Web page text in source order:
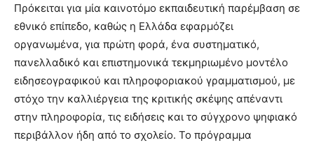
Πρόκειται για μία καινοτόμο εκπαιδευτική παρέμβαση σε
εθνικό επίπεδο, καθώς η Ελλάδα εφαρμόζει
οργανωμένα, για πρώτη φορά, ένα συστηματικό,
πανελλαδικό και επιστημονικά τεκμηριωμένο μοντέλο
ειδησεογραφικού και πληροφοριακού γραμματισμού, με
στόχο την καλλιέργεια της κριτικής σκέψης απέναντι
στην πληροφορία, τις ειδήσεις και το σύγχρονο ψηφιακό
περιβάλλον ήδη από το σχολείο. Το πρόγραμμα